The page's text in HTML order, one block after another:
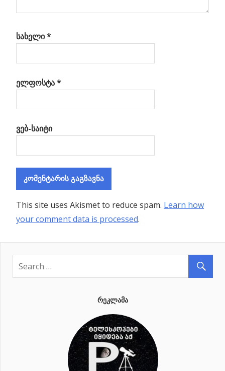
სახელი*
ელფოსტა*
ვებ-საიტი
This site uses Akismet to reduce spam. Learn how
your comment data is processed.
ᲠᲔᲙᲚᲐᲛᲐ